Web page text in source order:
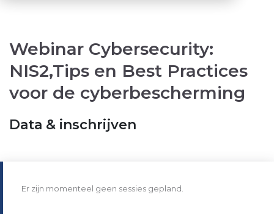
Webinar Cybersecurity:
NIS2,Tips en Best Practices
voor de cyberbescherming
Data & inschrijven
Er zijn momenteel geen sessies gepland.